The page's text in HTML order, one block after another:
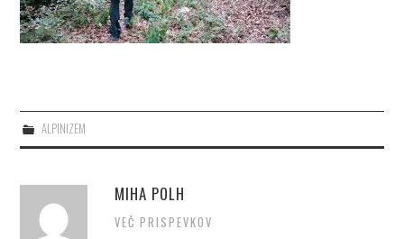
ALPINIZEM
MIHA POLH
VEČ PRISPEVKOV